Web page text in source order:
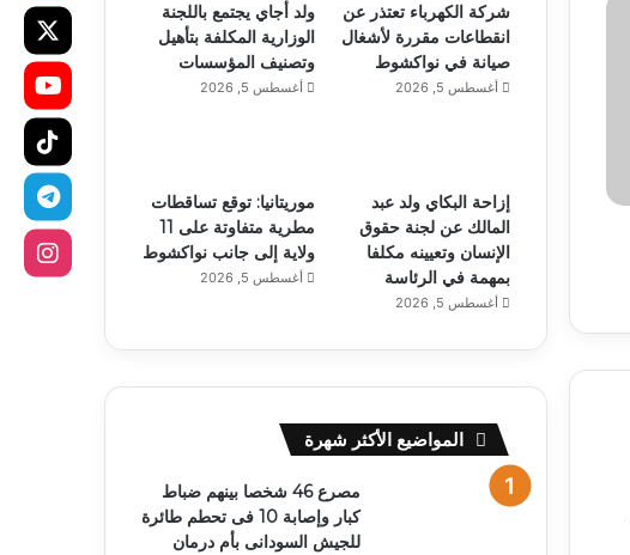
شركة الكهرباء تعتذر عن
انقطاعات مقررة لأشغال
صيانة في نواكشوط
أغسطس 5, 2026
ولد أجاي يجتمع باللجنة
الوزارية المكلفة بتأهيل
وتصنيف المؤسسات
أغسطس 5, 2026
إزاحة البكاي ولد عبد
المالك عن لجنة حقوق
الإنسان وتعيينه مكلفا
بمهمة في الرئاسة
أغسطس 5, 2026
موريتانيا: توقع تساقطات
مطرية متفاوتة على 11
ولاية إلى جانب نواكشوط
أغسطس 5, 2026
المواضيع الأكثر شهرة
مصرع 46 شخصا بينهم ضباط
كبار وإصابة 10 فى تحطم طائرة
للجيش السودانى بأم درمان